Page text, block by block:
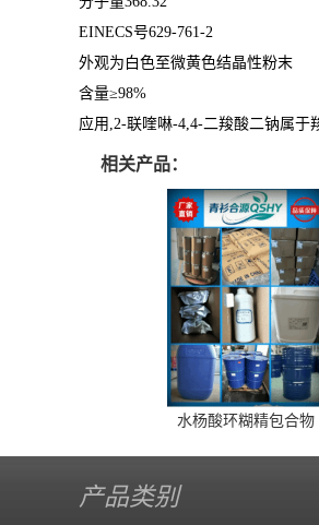
EINECS号629-761-2
外观为白色至微黄色结晶性粉末
含量≥98%
应用,2-联喹啉-4,4-二羧酸二钠属
相关产品：
水杨酸环糊精包合物
产品类别